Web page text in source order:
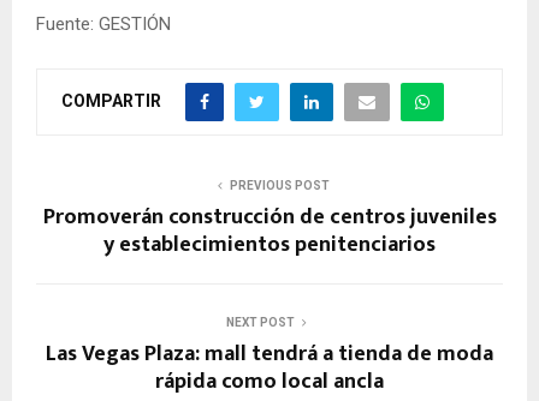
Fuente: GESTIÓN
COMPARTIR
PREVIOUS POST
Promoverán construcción de centros juveniles
y establecimientos penitenciarios
NEXT POST
Las Vegas Plaza: mall tendrá a tienda de moda
rápida como local ancla